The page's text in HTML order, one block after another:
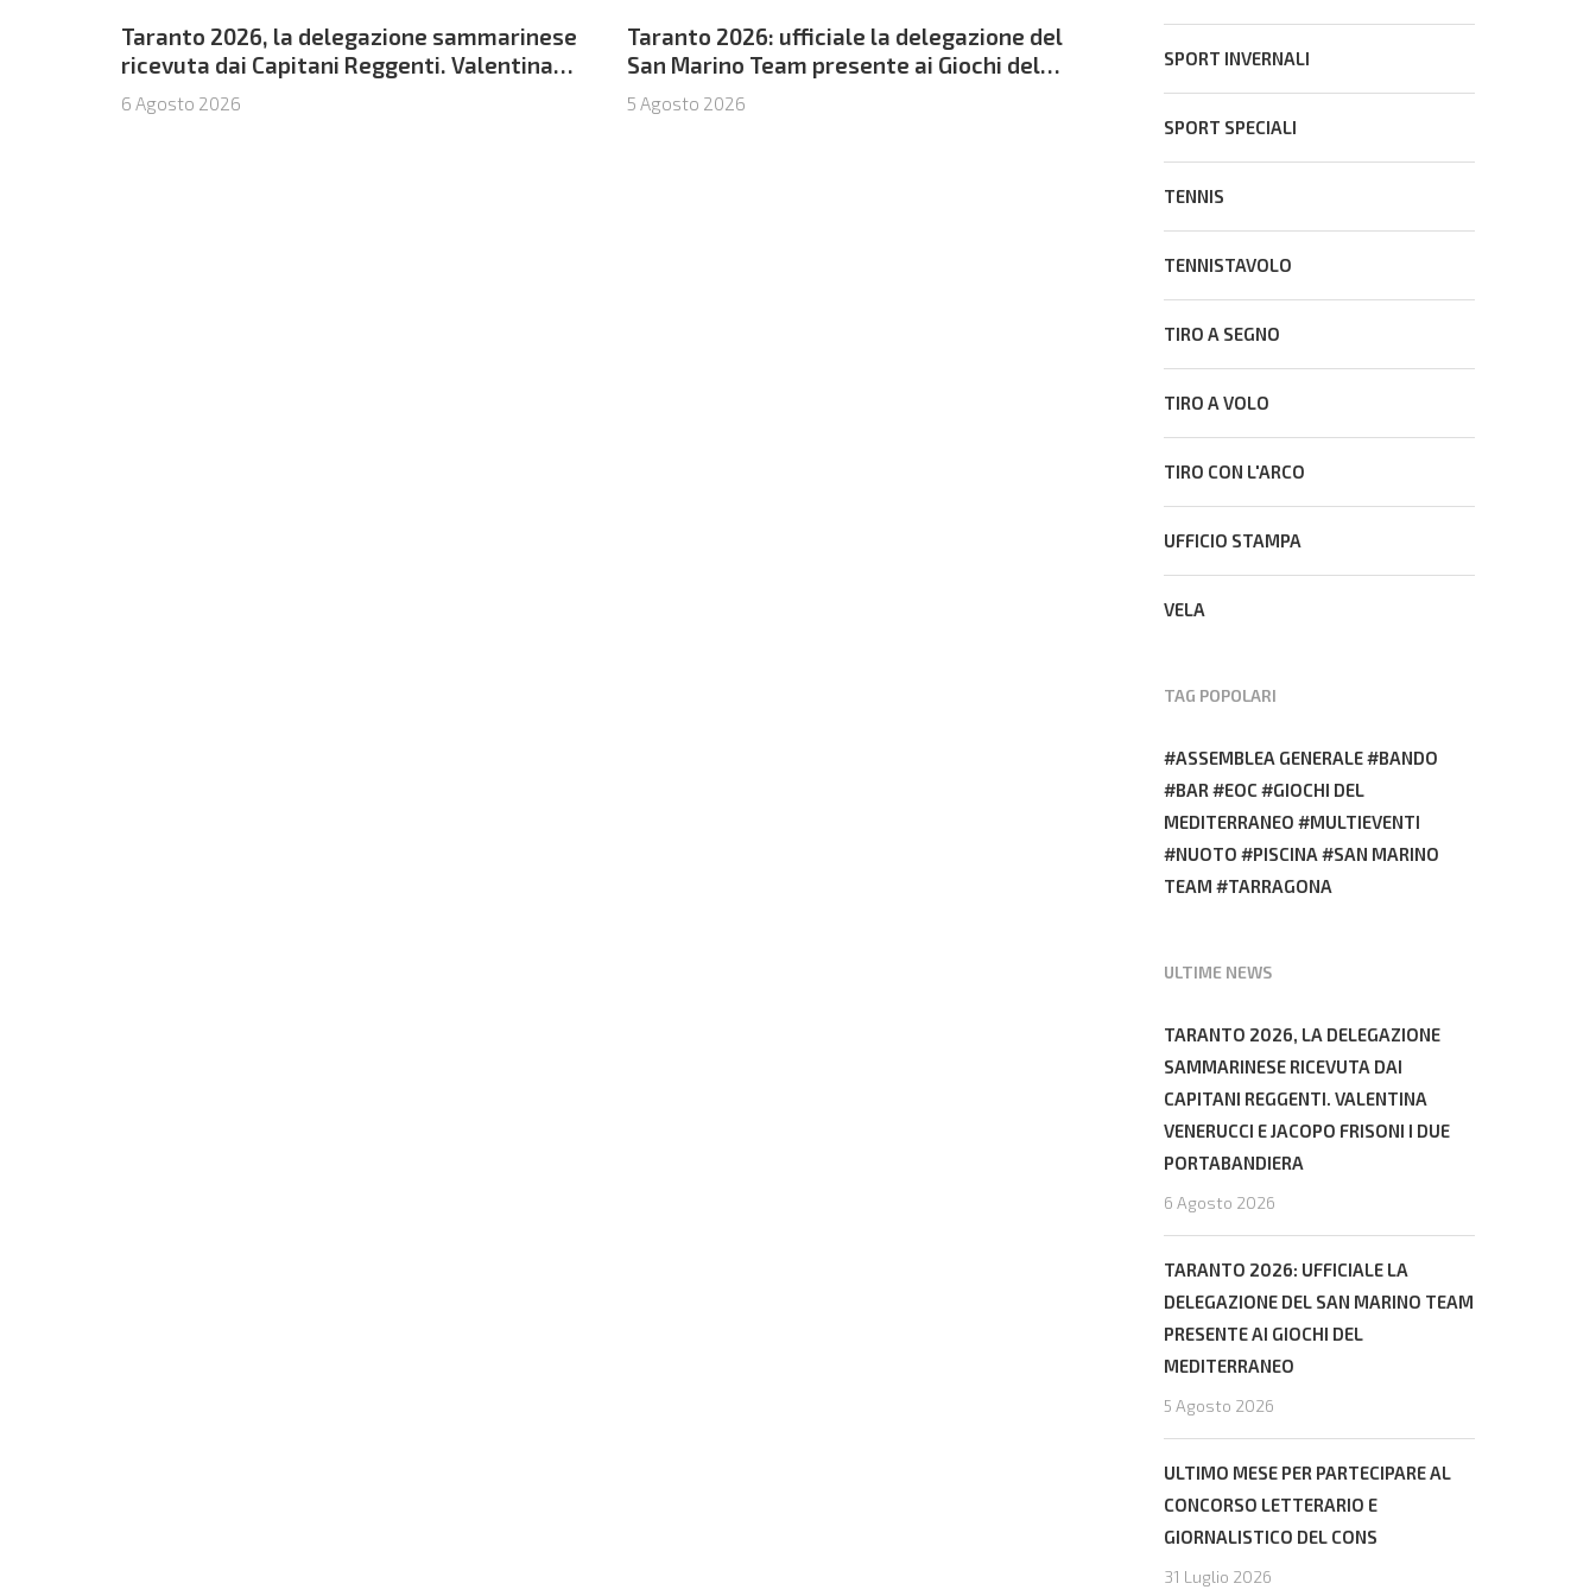
Taranto 2026, la delegazione sammarinese
ricevuta dai Capitani Reggenti. Valentina
Venerucci e Jacopo Frisoni i due
portabandiera
6 Agosto 2026
Taranto 2026: ufficiale la delegazione del
San Marino Team presente ai Giochi del
Mediterraneo
5 Agosto 2026
letterario e giornalistico del CONS
SPORT INVERNALI
SPORT SPECIALI
TENNIS
TENNISTAVOLO
TIRO A SEGNO
TIRO A VOLO
TIRO CON L'ARCO
UFFICIO STAMPA
VELA
TAG POPOLARI
ASSEMBLEA GENERALE
BANDO
BAR
EOC
GIOCHI DEL
MEDITERRANEO
MULTIEVENTI
NUOTO
PISCINA
SAN MARINO
TEAM
TARRAGONA
ULTIME NEWS
TARANTO 2026, LA DELEGAZIONE
SAMMARINESE RICEVUTA DAI
CAPITANI REGGENTI. VALENTINA
VENERUCCI E JACOPO FRISONI I DUE
PORTABANDIERA
6 Agosto 2026
TARANTO 2026: UFFICIALE LA
DELEGAZIONE DEL SAN MARINO TEAM
PRESENTE AI GIOCHI DEL
MEDITERRANEO
5 Agosto 2026
ULTIMO MESE PER PARTECIPARE AL
CONCORSO LETTERARIO E
GIORNALISTICO DEL CONS
31 Luglio 2026